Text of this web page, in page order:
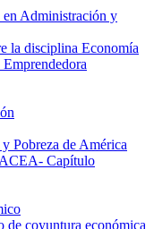
Administración y
la disciplina Economía
Pobreza de América
Capítulo
de coyuntura económica